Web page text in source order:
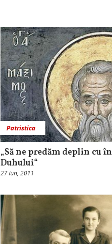
Patristica
„Să ne predăm deplin cu
Duhului“
27 Iun, 2011